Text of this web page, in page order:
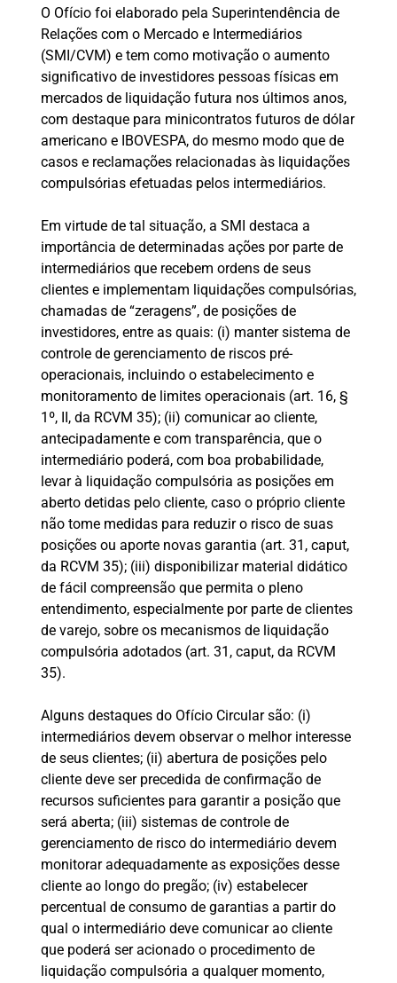
O Ofício foi elaborado pela Superintendência de
Relações com o Mercado e Intermediários
(SMI/CVM) e tem como motivação o aumento
significativo de investidores pessoas físicas em
mercados de liquidação futura nos últimos anos,
com destaque para minicontratos futuros de dólar
americano e IBOVESPA, do mesmo modo que de
casos e reclamações relacionadas às liquidações
compulsórias efetuadas pelos intermediários.
Em virtude de tal situação, a SMI destaca a
importância de determinadas ações por parte de
intermediários que recebem ordens de seus
clientes e implementam liquidações compulsórias,
chamadas de “zeragens”, de posições de
investidores, entre as quais: (i) manter sistema de
controle de gerenciamento de riscos pré-
operacionais, incluindo o estabelecimento e
monitoramento de limites operacionais (art. 16, §
1º, II, da RCVM 35); (ii) comunicar ao cliente,
antecipadamente e com transparência, que o
intermediário poderá, com boa probabilidade,
levar à liquidação compulsória as posições em
aberto detidas pelo cliente, caso o próprio cliente
não tome medidas para reduzir o risco de suas
posições ou aporte novas garantia (art. 31, caput,
da RCVM 35); (iii) disponibilizar material didático
de fácil compreensão que permita o pleno
entendimento, especialmente por parte de clientes
de varejo, sobre os mecanismos de liquidação
compulsória adotados (art. 31, caput, da RCVM
35).
Alguns destaques do Ofício Circular são: (i)
intermediários devem observar o melhor interesse
de seus clientes; (ii) abertura de posições pelo
cliente deve ser precedida de confirmação de
recursos suficientes para garantir a posição que
será aberta; (iii) sistemas de controle de
gerenciamento de risco do intermediário devem
monitorar adequadamente as exposições desse
cliente ao longo do pregão; (iv) estabelecer
percentual de consumo de garantias a partir do
qual o intermediário deve comunicar ao cliente
que poderá ser acionado o procedimento de
liquidação compulsória a qualquer momento,